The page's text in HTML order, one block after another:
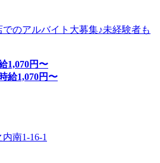
のアルバイト大募集♪未経験者も
1,070円〜
時給1,070円〜
南1-16-1